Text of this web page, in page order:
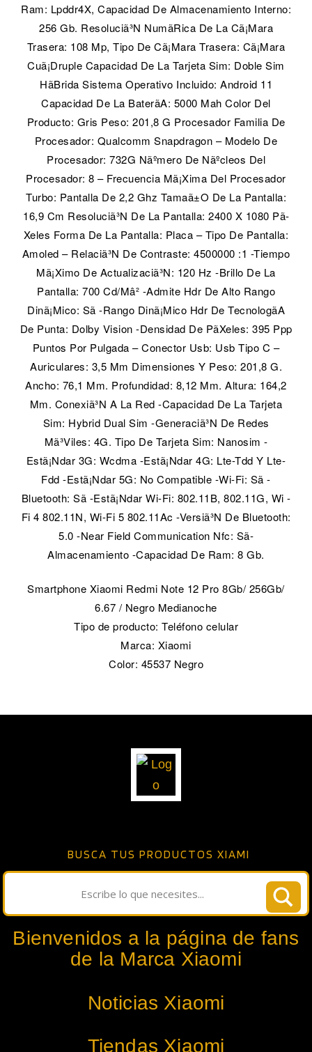
Ram: Lpddr4X, Capacidad De Almacenamiento Interno:
256 Gb. Resoluciã³N NumãRica De La Cã¡Mara
Trasera: 108 Mp, Tipo De Cã¡Mara Trasera: Cã¡Mara
Cuã¡Druple Capacidad De La Tarjeta Sim: Doble Sim
Hã­Brida Sistema Operativo Incluido: Android 11
Capacidad De La Baterã­A: 5000 Mah Color Del
Producto: Gris Peso: 201,8 G Procesador Familia De
Procesador: Qualcomm Snapdragon – Modelo De
Procesador: 732G Nãºmero De Nãºcleos Del
Procesador: 8 – Frecuencia Mã¡Xima Del Procesador
Turbo: Pantalla De 2,2 Ghz Tamaã±O De La Pantalla:
16,9 Cm Resoluciã³N De La Pantalla: 2400 X 1080 Pã­
Xeles Forma De La Pantalla: Placa – Tipo De Pantalla:
Amoled – Relaciã³N De Contraste: 4500000 :1 -Tiempo
Mã¡Ximo De Actualizaciã³N: 120 Hz -Brillo De La
Pantalla: 700 Cd/Mâ² -Admite Hdr De Alto Rango
Dinã¡Mico: Sã­ -Rango Dinã¡Mico Hdr De Tecnologã­A
De Punta: Dolby Vision -Densidad De Pã­Xeles: 395 Ppp
Puntos Por Pulgada – Conector Usb: Usb Tipo C –
Auriculares: 3,5 Mm Dimensiones Y Peso: 201,8 G.
Ancho: 76,1 Mm. Profundidad: 8,12 Mm. Altura: 164,2
Mm. Conexiã³N A La Red -Capacidad De La Tarjeta
Sim: Hybrid Dual Sim -Generaciã³N De Redes
Mã³Viles: 4G. Tipo De Tarjeta Sim: Nanosim -
Estã¡Ndar 3G: Wcdma -Estã¡Ndar 4G: Lte-Tdd Y Lte-
Fdd -Estã¡Ndar 5G: No Compatible -Wi-Fi: Sã­ -
Bluetooth: Sã­ -Estã¡Ndar Wi-Fi: 802.11B, 802.11G, Wi -
Fi 4 802.11N, Wi-Fi 5 802.11Ac -Versiã³N De Bluetooth:
5.0 -Near Field Communication Nfc: Sã­
Almacenamiento -Capacidad De Ram: 8 Gb.
Smartphone Xiaomi Redmi Note 12 Pro 8Gb/ 256Gb/
6.67 / Negro Medianoche
Tipo de producto: Teléfono celular
Marca: Xiaomi
Color: 45537 Negro
BUSCA TUS PRODUCTOS XIAMI
Bienvenidos a la página de fans
de la Marca Xiaomi
Noticias Xiaomi
Tiendas Xiaomi